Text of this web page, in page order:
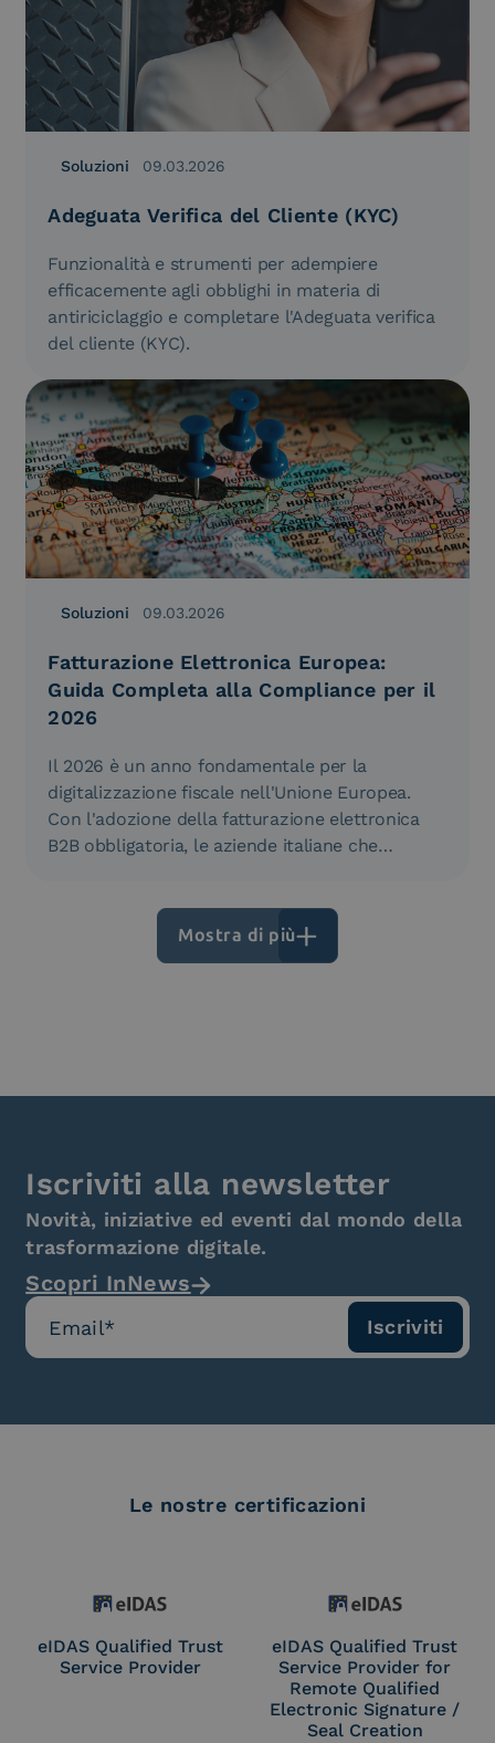
Soluzioni 09.03.2026
Adeguata Verifica del Cliente (KYC)
Funzionalità e strumenti per adempiere
efficacemente agli obblighi in materia di
antiriciclaggio e completare l'Adeguata verifica
del cliente (KYC).
Soluzioni 09.03.2026
Fatturazione Elettronica Europea:
Guida Completa alla Compliance per il
2026
Il 2026 è un anno fondamentale per la
digitalizzazione fiscale nell'Unione Europea.
Con l'adozione della fatturazione elettronica
B2B obbligatoria, le aziende italiane che
Mostra di più
Iscriviti alla newsletter
Novità, iniziative ed eventi dal mondo della
trasformazione digitale.
Scopri InNews
Le nostre certificazioni
eIDAS Qualified Trust
Service Provider
eIDAS Qualified Trust
Service Provider for
Remote Qualified
Electronic Signature /
Seal Creation